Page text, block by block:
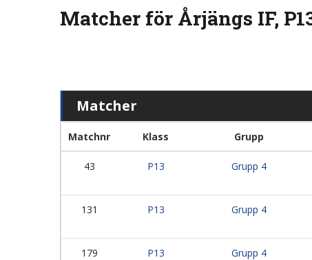
Matcher för Årjängs IF,
Matcher
Matchnr Klass Grupp
43 P13 Grupp 4
131 P13 Grupp 4
179 P13 Grupp 4